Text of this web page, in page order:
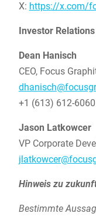
X: https://x.com/
Investor Relations
Dean Hanisch
CEO, Focus
+1 (613) 612-6060
Jason Latkowcer
VP Corporate
Hinweis zu
Bestimmte